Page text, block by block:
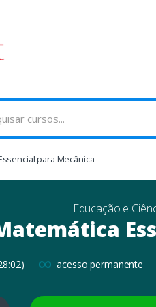
para Mecânica
Educação e
∞ acesso permanente